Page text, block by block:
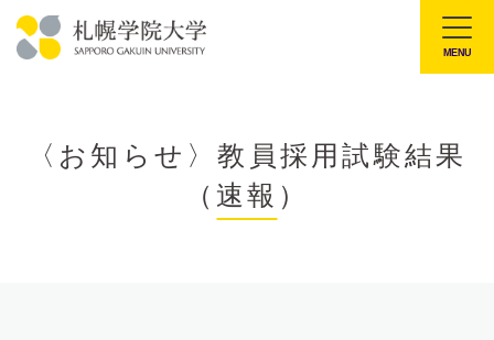
文
MENU
〈お知らせ〉教員採用試験結果
（速報）